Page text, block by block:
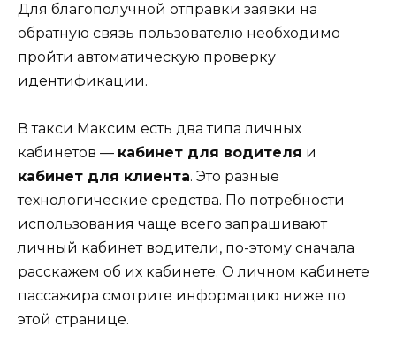
Для благополучной отправки заявки на
обратную связь пользователю необходимо
пройти автоматическую проверку
идентификации.
В такси Максим есть два типа личных
кабинетов — кабинет для водителя и
кабинет для клиента. Это разные
технологические средства. По потребности
использования чаще всего запрашивают
личный кабинет водители, по-этому сначала
расскажем об их кабинете. О личном кабинете
пассажира смотрите информацию ниже по
этой странице.